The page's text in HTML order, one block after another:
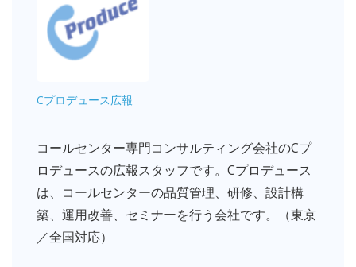
Cプロデュース広報
コールセンター専門コンサルティング会社のCプ
ロデュースの広報スタッフです。Cプロデュース
は、コールセンターの品質管理、研修、設計構
築、運用改善、セミナーを行う会社です。（東京
／全国対応）